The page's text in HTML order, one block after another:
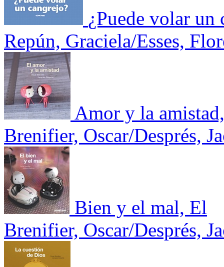
¿Puede volar un
Repún, Graciela/Esses,
Amor y la
Brenifier, Oscar/Després,
Bien y el mal, El
Brenifier, Oscar/Després,